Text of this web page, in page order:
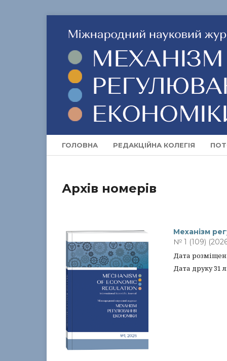
ГОЛОВНА РЕДАКЦІЙНА КОЛЕГІЯ
Архів номерів
Механiзм
№ 1 (109)
Дата
Дата друку 31